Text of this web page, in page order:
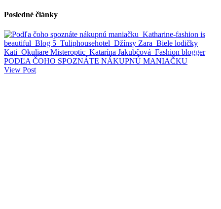
Posledné články
PODĽA ČOHO SPOZNÁTE NÁKUPNÚ MANIAČKU
View Post